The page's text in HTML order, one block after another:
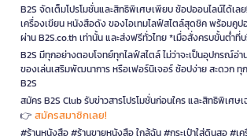
B2S จัดเต็มโปรโมชั่นและสิทธิพิเศษเพียบ ช้อปออนไลน์ได้เ
เครื่องเขียน หนังสือดัง ของไอเทมไลฟ์สไตล์สุดชิค พร้อมคู
ผ่าน B2S.co.th เท่านั้น และส่งฟรีทั่วไทย *เมื่อสั่งครบขั้นต่ำที่
B2S มีทุกอย่างตอบโจทย์ทุกไลฟ์สไตล์ ไม่ว่าจะเป็นอุปกรณ์อ่า
ของเล่นเสริมพัฒนาการ หรือเฟอร์นิเจอร์ ช้อปง่าย สะดวก ทุ
B2S
สมัคร B2S Club รับข่าวสารโปรโมชั่นก่อนใคร และสิทธิพิเศษ
👉 สมัครสมาชิกเลย!
#ร้านหนังสือ #ร้านขายหนังสือ ใกล้ฉัน #กระเป๋าใส่ดินสอ #เ